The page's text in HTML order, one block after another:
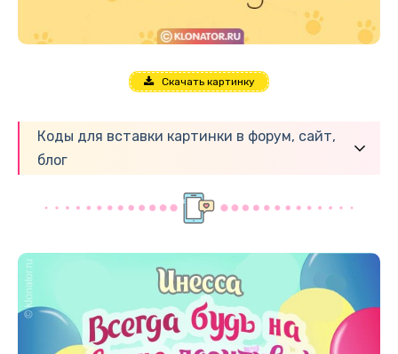
Скачать картинку
Коды для вставки картинки в форум, сайт,
блог